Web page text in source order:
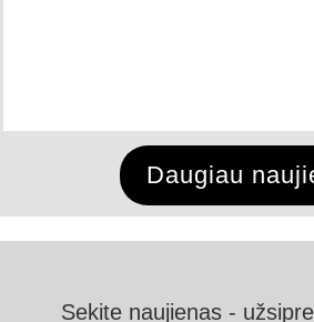
Daugiau
Sekite naujienas -